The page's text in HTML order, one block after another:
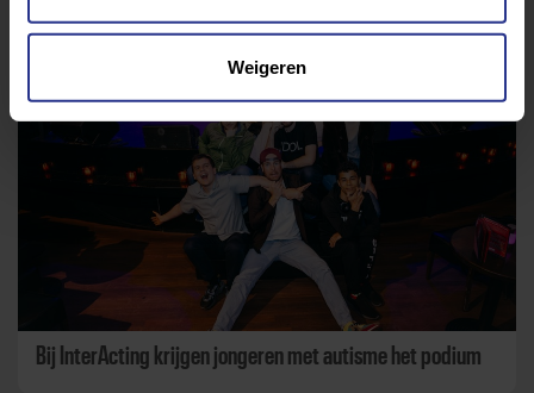
Weigeren
Aanbevolen berichten
Bij InterActing krijgen jongeren met autisme het podium